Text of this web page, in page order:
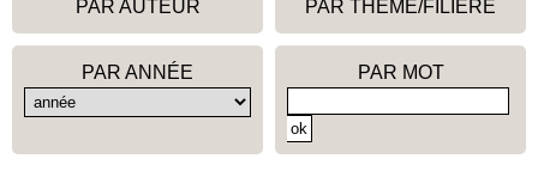
PAR AUTEUR PAR THÈME/FILIÈRE
PAR ANNÉE PAR MOT